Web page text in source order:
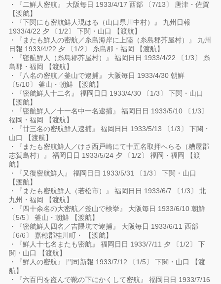
・『二鮮人密航』 大阪毎日 1933/4/17 西部 〔7/13〕 唐津・佐賀
【渡航】
・『下関にも密航鮮人現はる（山口県川中村）』 九州日報
1933/4/22 夕 〔1/2〕 下関・山口 【渡航】
・『またも鮮人の密航／糸島海岸に上陸（糸島郡芥屋村）』 九州
日報 1933/4/22 夕 〔1/2〕 糸島郡・福岡 【渡航】
・『密航鮮人（糸島郡芥屋村）』 福岡日日 1933/4/22 〔1/3〕 糸
島郡・福岡 【渡航】
・『八名の密航／釜山で逮捕』 大阪毎日 1933/4/30 朝鮮
〔5/10〕 釜山・朝鮮 【渡航】
・『密航鮮人十二名』 福岡日日 1933/4/30 〔1/3〕 下関・山口
【渡航】
・『密航鮮人／十一名中一名逮捕』 福岡日日 1933/5/10 〔1/3〕
福岡・福岡 【渡航】
・『廿三名の密航鮮人逮捕』 福岡日日 1933/5/13 〔1/3〕 下関・
山口 【渡航】
・『またも密航鮮人／けさ西戸崎にて十五名取押へらる（糟屋郡
志賀島村）』 福岡日日 1933/5/24 夕 〔1/2〕 福岡・福岡 【渡
航】
・『又復密航鮮人』 福岡日日 1933/5/31 〔1/3〕 下関・山口
【渡航】
・『またも密航鮮人（若松市）』 福岡日日 1933/6/7 〔1/3〕 北
九州・福岡 【渡航】
・『四十余名の大密航／釜山で検挙』 大阪毎日 1933/6/10 朝鮮
〔5/5〕 釜山・朝鮮 【渡航】
・『密航鮮人四名／吉隈坑で逮捕』 大阪毎日 1933/6/11 西部
〔6/6〕 嘉穂郡桂川町・ 【渡航】
・『鮮人十七名またも密航』 福岡日日 1933/7/11 夕 〔1/2〕 下
関・山口 【渡航】
・『鮮人の密航』 門司新報 1933/7/12 〔1/5〕 下関・山口 【渡
航】
・『六百円を盗んで靴の下にかくして密航』 福岡日日 1933/7/16